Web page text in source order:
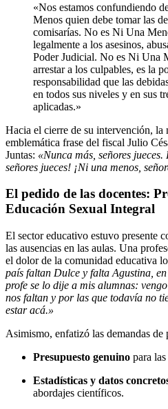
«Nos estamos confundiendo
Menos quien debe tomar las
comisarías. No es Ni Una
legalmente a los asesinos,
Poder Judicial. No es Ni Una
arrestar a los culpables, es la
responsabilidad que las
en todos sus niveles y en sus
aplicadas.»
Hacia el cierre de su intervención, la
emblemática frase del fiscal Julio
Juntas: «Nunca más, señores
señores jueces! ¡Ni una menos,
El pedido de las docentes:
Educación Sexual Integral
El sector educativo estuvo presente
las ausencias en las aulas. Una
el dolor de la comunidad educativa
país faltan Dulce y falta Agustina,
profe se lo dije a mis alumnas:
nos faltan y por las que todavía no
estar acá.»
Asimismo, enfatizó las demandas de
Presupuesto genuino para
Estadísticas y datos
abordajes científicos.